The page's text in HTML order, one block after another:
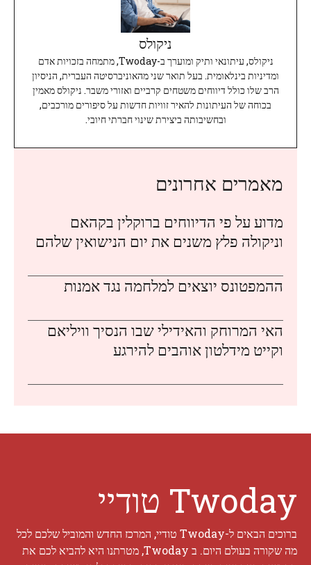
ניקולס
ניקולס, עיתונאי ותיק ומוערך ב-Twoday, מתמחה בזכויות אדם
ומדיניות בינלאומית. בעל תואר שני מהאוניברסיטה העברית, הניסיון
הרב שלו כולל דיווחים משטחים קרביים ואזורי משבר. ניקולס מאמין
בכוחה של העיתונות להאיר זוויות חדשות על סיפורים מורכבים,
ובחשיבותה ביצירת שינוי חברתי חיובי.
מאמרים אחרונים
מדוע על פי הדיווחים ברוקלין בקהאם
וניקולה פלץ משנים את יום הנישואין שלהם
ההמפטונס יוצאים למלחמה נגד אמנות
האי המרוחק והאידילי שבו הנסיך וויליאם
וקייט מידלטון אוהבים להירגע
Twoday טודיי
ברוכים הבאים ל-Twoday טודיי, המרכז החדש והמוביל שלכם לכל
מה שקורה בעולם היום. ב Twoday, מטרתנו היא להביא לכם את